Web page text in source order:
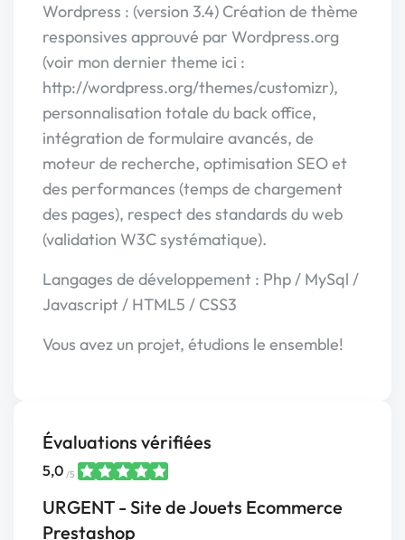
Wordpress : (version 3.4) Création de thème
responsives approuvé par Wordpress.org
(voir mon dernier theme ici :
http://wordpress.org/themes/customizr),
personnalisation totale du back office,
intégration de formulaire avancés, de
moteur de recherche, optimisation SEO et
des performances (temps de chargement
des pages), respect des standards du web
(validation W3C systématique).
Langages de développement : Php / MySql /
Javascript / HTML5 / CSS3
Vous avez un projet, étudions le ensemble!
Évaluations vérifiées
5,0 /5
URGENT - Site de Jouets Ecommerce
Prestashop